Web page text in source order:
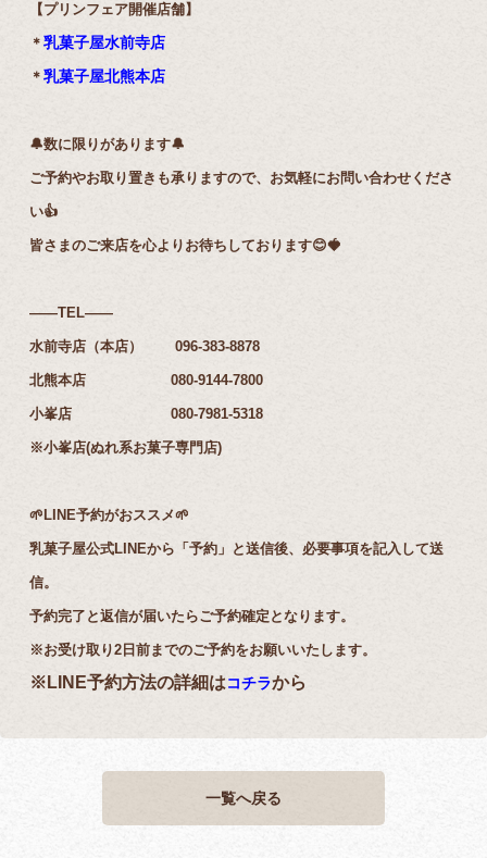
【プリンフェア開催店舗】
＊ 乳菓子屋水前寺店
＊ 乳菓子屋北熊本店
🔔数に限りがあります🔔
ご予約やお取り置きも承りますので、お気軽にお問い合わせくださ
い👍️
皆さまのご来店を心よりお待ちしております😊🍓
——TEL——
水前寺店（本店） 096-383-8878
北熊本店 080-9144-7800
小峯店 080-7981-5318
※小峯店(ぬれ系お菓子専門店)
🌱LINE予約がおススメ🌱
乳菓子屋公式LINEから「予約」と送信後、必要事項を記入して送
信。
予約完了と返信が届いたらご予約確定となります。
※お受け取り2日前までのご予約をお願いいたします。
※LINE予約方法の詳細はコチラから
一覧へ戻る